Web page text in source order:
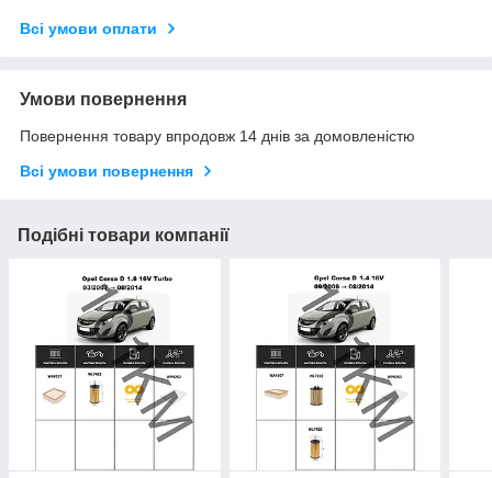
Всі умови оплати
Умови повернення
Повернення товару впродовж 14 днів за домовленістю
Всі умови повернення
Подібні товари компанії